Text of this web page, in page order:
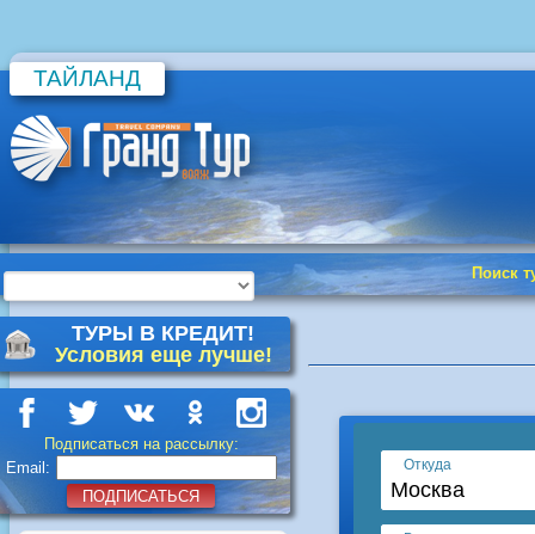
ТАЙЛАНД
Поиск
ТУРЫ В КРЕДИТ!
Условия еще лучше!
Подписаться на рассылку:
Email:
ПОДПИСАТЬСЯ